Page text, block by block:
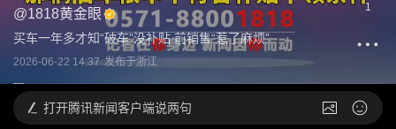
@1818黄金眼
买车一年多才知“破车”没补贴 前销售“惹了麻烦”
2026-06-22 14:37 发布于浙江
1
打开腾讯新闻客户端说两句